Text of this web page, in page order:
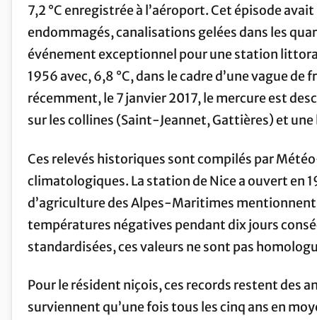
7,2 °C enregistrée à l’aéroport. Cet épisode
endommagés, canalisations gelées dans les
événement exceptionnel pour une station
1956 avec, 6,8 °C, dans le cadre d’une vague
récemment, le 7 janvier 2017, le mercure est
sur les collines (Saint-Jeannet, Gattières) et
Ces relevés historiques sont compilés par
climatologiques. La station de Nice a ouvert en
d’agriculture des Alpes-Maritimes
températures négatives pendant dix jours
standardisées, ces valeurs ne sont pas
Pour le résident niçois, ces records restent des
surviennent qu’une fois tous les cinq ans en